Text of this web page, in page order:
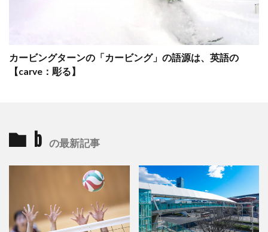
カービングターンの「カービング」の語源は、英語の
【carve：彫る】
b の最新記事